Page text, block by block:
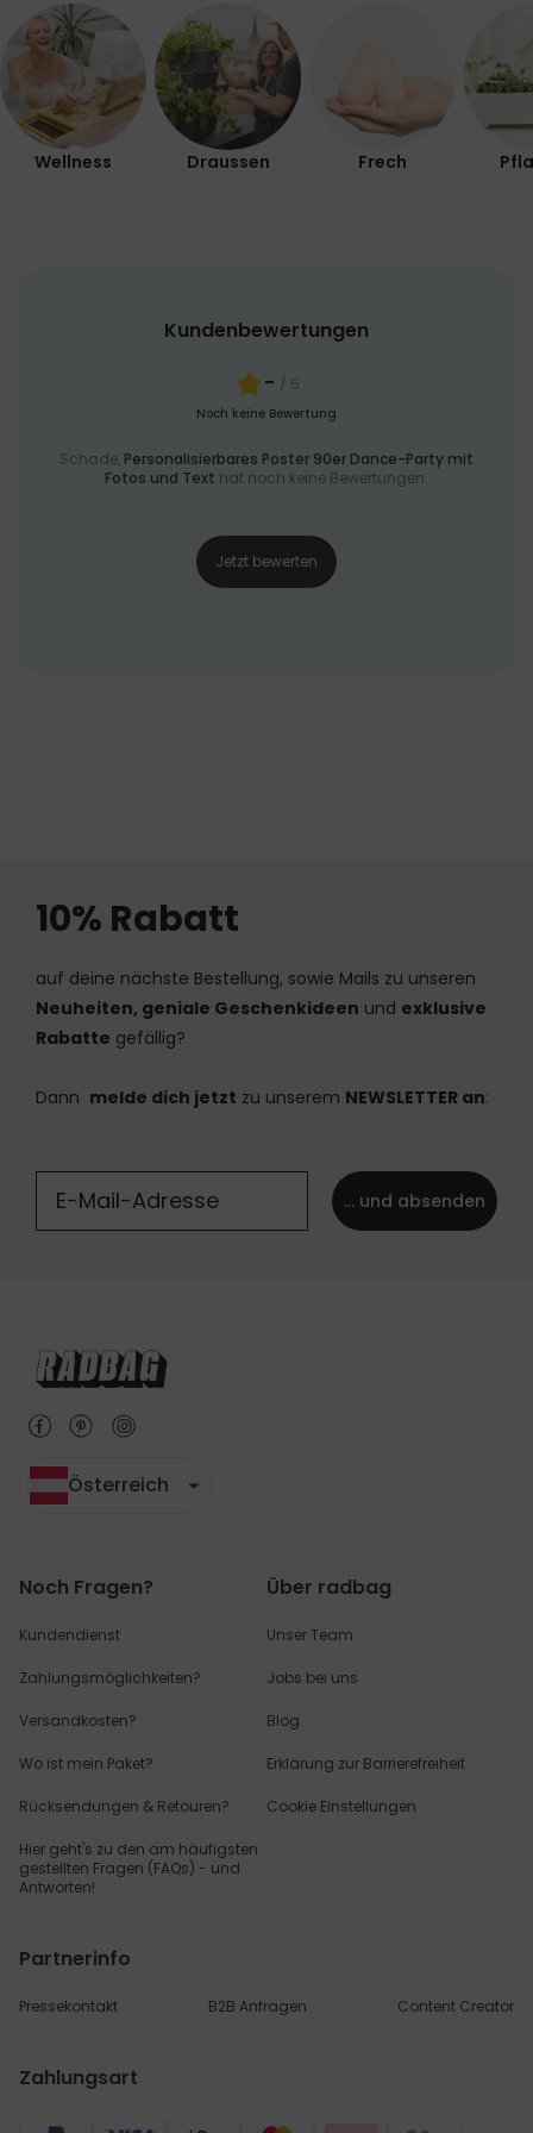
Wellness Draussen Frech
Kundenbewertungen
- / 5
Noch keine Bewertung
Schade, Personalisierbares Poster 90er Dance-Party mit
Fotos und Text hat noch keine Bewertungen.
Jetzt bewerten
10% Rabatt
auf deine nächste Bestellung, sowie Mails zu unseren
Neuheiten, geniale Geschenkideen und exklusive
Rabatte gefällig?
Dann melde dich jetzt zu unserem NEWSLETTER an:
... und absenden
Österreich
Noch Fragen?
Kundendienst
Zahlungsmöglichkeiten?
Versandkosten?
Wo ist mein Paket?
Rücksendungen & Retouren?
Hier geht's zu den am häufigsten
gestellten Fragen (FAQs) - und
Antworten!
Über radbag
Unser Team
Jobs bei uns
Blog
Erklärung zur Barrierefreiheit
Cookie Einstellungen
Partnerinfo
Pressekontakt B2B Anfragen Content Creator
Zahlungsart
MARKETING